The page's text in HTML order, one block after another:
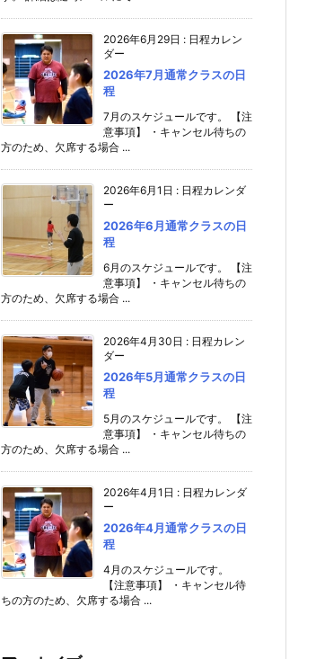
2026年6月29日 : 日程カレン
ダー
2026年7月通常クラスの日
程
7月のスケジュールです。 【注
意事項】 ・キャンセル待ちの
方のため、欠席する場合 ...
2026年6月1日 : 日程カレンダ
ー
2026年6月通常クラスの日
程
6月のスケジュールです。 【注
意事項】 ・キャンセル待ちの
方のため、欠席する場合 ...
2026年4月30日 : 日程カレン
ダー
2026年5月通常クラスの日
程
5月のスケジュールです。 【注
意事項】 ・キャンセル待ちの
方のため、欠席する場合 ...
2026年4月1日 : 日程カレンダ
ー
2026年4月通常クラスの日
程
4月のスケジュールです。
【注意事項】 ・キャンセル待
ちの方のため、欠席する場合 ...